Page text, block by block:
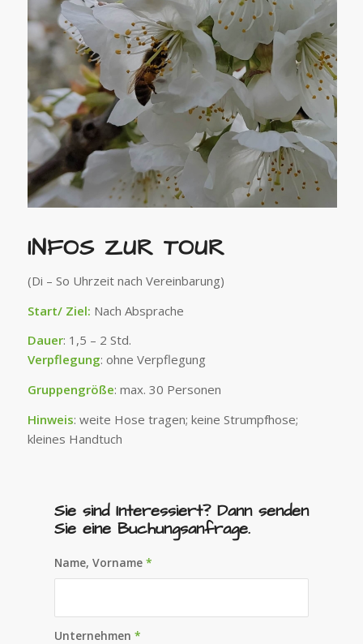
INFOS ZUR TOUR
(Di – So Uhrzeit nach Vereinbarung)
Start/ Ziel: Nach Absprache
Dauer: 1,5 – 2 Std.
Verpflegung: ohne Verpflegung
Gruppengröße: max. 30 Personen
Hinweis: weite Hose tragen; keine Strumpfhose;
kleines Handtuch
Sie sind Interessiert? Dann senden
Sie eine Buchungsanfrage.
Name, Vorname *
Unternehmen *